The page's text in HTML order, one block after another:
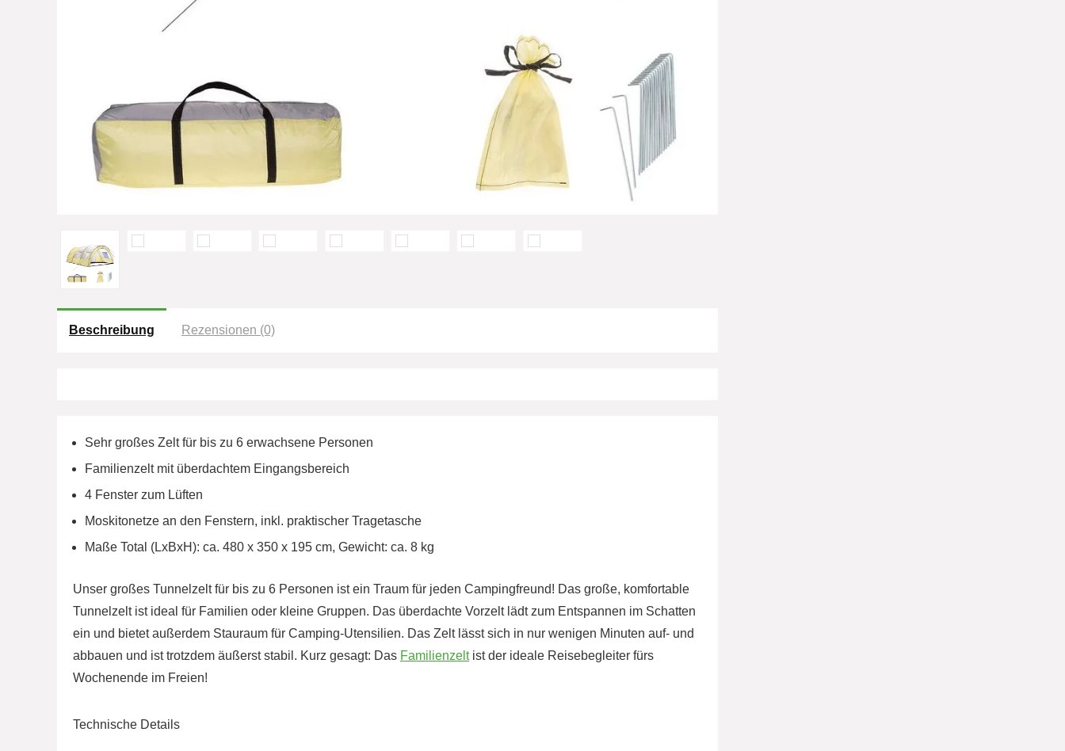
Beschreibung Rezensionen (0)
Sehr großes Zelt für bis zu 6 erwachsene Personen
Familienzelt mit überdachtem Eingangsbereich
4 Fenster zum Lüften
Moskitonetze an den Fenstern, inkl. praktischer Tragetasche
Maße Total (LxBxH): ca. 480 x 350 x 195 cm, Gewicht: ca. 8 kg
Unser großes Tunnelzelt für bis zu 6 Personen ist ein Traum für jeden Campingfreund! Das große, komfortable
Tunnelzelt ist ideal für Familien oder kleine Gruppen. Das überdachte Vorzelt lädt zum Entspannen im Schatten
ein und bietet außerdem Stauraum für Camping-Utensilien. Das Zelt lässt sich in nur wenigen Minuten auf- und
abbauen und ist trotzdem äußerst stabil. Kurz gesagt: Das Familienzeltist der ideale Reisebegleiter fürs
Wochenende im Freien!
Technische Details